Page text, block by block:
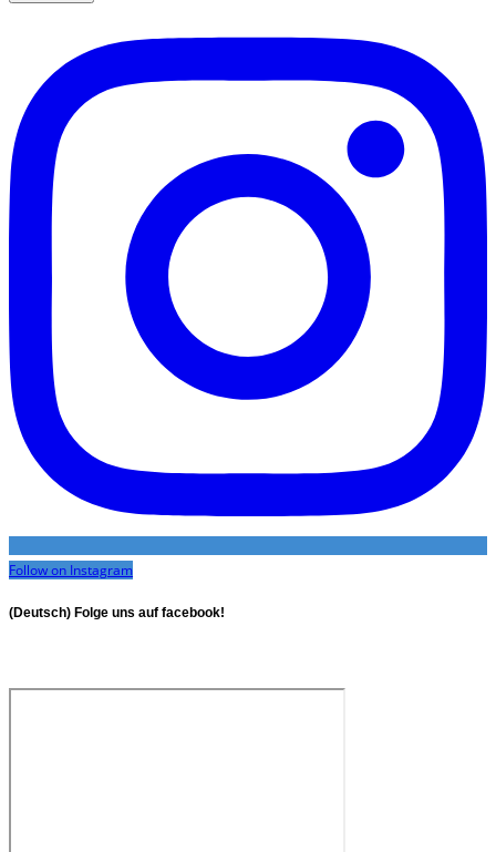
Follow on Instagram
(Deutsch) Folge uns auf facebook!